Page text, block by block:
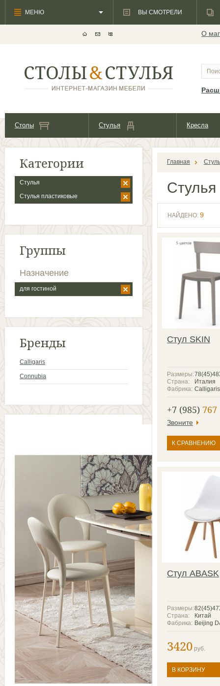
О
Столы Стулья Кресла
Категории
Стулья
Cтулья пластиковые
Группы
Назначение
для гостиной
Бренды
Calligaris
Connubia
Главная
Стулья
НАЙДЕНО: 9
Стул SKIN
Размеры:
Италия
Страна:
Calligaris
Фабрика:
+7 (985) 767
Звоните
К СРАВНЕНИЮ
Стул ABASK
Размеры:
Китай
Страна:
Beijing
Фабрика:
3420 руб.
В КОРЗИНУ
МЕНЮ ВЫ СМОТРЕЛИ